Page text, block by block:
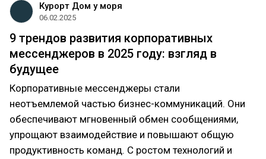
Курорт Дом у моря
06.02.2025
9 трендов развития корпоративных
мессенджеров в 2025 году: взгляд в
будущее
Корпоративные мессенджеры стали
неотъемлемой частью бизнес-коммуникаций. Они
обеспечивают мгновенный обмен сообщениями,
упрощают взаимодействие и повышают общую
продуктивность команд. С ростом технологий и